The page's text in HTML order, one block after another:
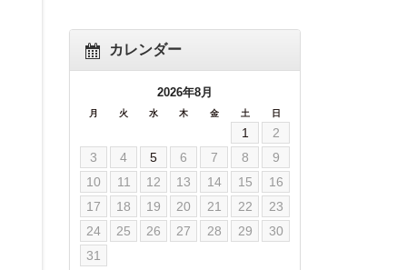
カレンダー
2026年8月
月 火 水 木 金 土 日
1
2
3
4 5 6 7 8
9
10
11 12 13 14 15
16
17
18 19 20 21 22
23
24
25 26 27 28 29
30
31